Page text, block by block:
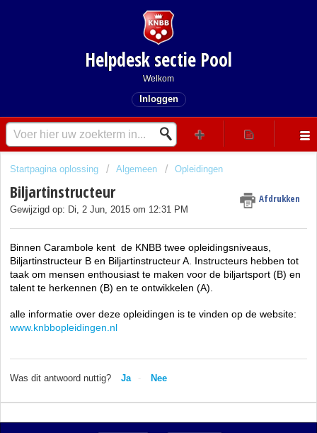
Helpdesk sectie Pool
Welkom
Inloggen
Startpagina oplossing Algemeen Opleidingen
Biljartinstructeur Afdrukken
Gewijzigd op: Di, 2 Jun, 2015 om 12:31 PM
Binnen Carambole kent de KNBB twee opleidingsniveaus,
Biljartinstructeur B en Biljartinstructeur A. Instructeurs hebben tot
taak om mensen enthousiast te maken voor de biljartsport (B) en
talent te herkennen (B) en te ontwikkelen (A).
alle informatie over deze opleidingen is te vinden op de website:
www.knbbopleidingen.nl
Was dit antwoord nuttig? Ja Nee